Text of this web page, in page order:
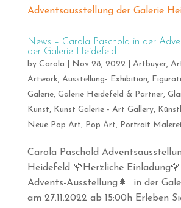
News – Carola Paschold in der
der Galerie Heidefeld
by Carola Nov 28, 2022| Artbuyer,
Artwork, Ausstellung- Exhibition,
Galerie, Galerie Heidefeld & Partner,
Kunst, Kunst Galerie - Art Gallery,
Neue Pop Art, Pop Art, Portrait Malerei
Carola Paschold
Heidefeld 🌹Herzliche
Advents-Ausstellung🌲 in der
am 27.11.2022 ab 15:00h Erleben